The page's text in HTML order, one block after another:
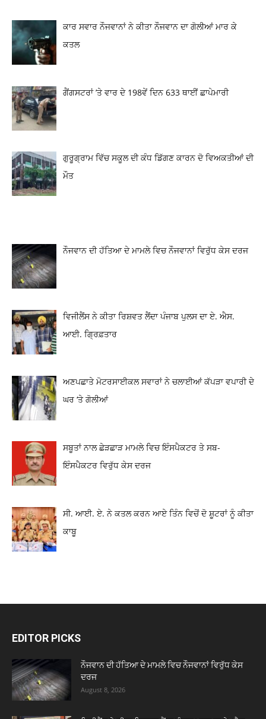
ਕਾਰ ਸਵਾਰ ਨੌਜਵਾਨਾਂ ਨੇ ਕੀਤਾ ਨੌਜਵਾਨ ਦਾ ਗੋਲੀਆਂ ਮਾਰ ਕੇ
ਕਤਲ
ਗੈਂਗਸਟਰਾਂ ’ਤੇ ਵਾਰ ਦੇ 198ਵੇਂ ਦਿਨ 633 ਥਾਈਂ ਛਾਪੇਮਾਰੀ
ਗੁਰੂਗ੍ਰਾਮ ਵਿੱਚ ਸਕੂਲ ਦੀ ਕੰਧ ਡਿੱਗਣ ਕਾਰਨ ਦੋ ਵਿਅਕਤੀਆਂ ਦੀ
ਮੌਤ
ਨੌਜਵਾਨ ਦੀ ਹੱਤਿਆ ਦੇ ਮਾਮਲੇ ਵਿਚ ਨੌਜਵਾਨਾਂ ਵਿਰੁੱਧ ਕੇਸ ਦਰਜ
ਵਿਜੀਲੈਂਸ ਨੇ ਕੀਤਾ ਰਿਸ਼ਵਤ ਲੈਂਦਾ ਪੰਜਾਬ ਪੁਲਸ ਦਾ ਏ. ਐਸ.
ਆਈ. ਗ੍ਰਿਫ਼ਤਾਰ
ਅਣਪਛਾਤੇ ਮੋਟਰਸਾਈਕਲ ਸਵਾਰਾਂ ਨੇ ਚਲਾਈਆਂ ਕੱਪੜਾ ਵਪਾਰੀ ਦੇ
ਘਰ ‘ਤੇ ਗੋਲੀਆਂ
ਸਬੂਤਾਂ ਨਾਲ ਛੇੜਛਾੜ ਮਾਮਲੇ ਵਿਚ ਇੰਸਪੈਕਟਰ ਤੇ ਸਬ-
ਇੰਸਪੈਕਟਰ ਵਿਰੁੱਧ ਕੇਸ ਦਰਜ
ਸੀ. ਆਈ. ਏ. ਨੇ ਕਤਲ ਕਰਨ ਆਏ ਤਿੰਨ ਵਿਚੋਂ ਦੋ ਸ਼ੂਟਰਾਂ ਨੂੰ ਕੀਤਾ
ਕਾਬੂ
EDITOR PICKS
ਨੌਜਵਾਨ ਦੀ ਹੱਤਿਆ ਦੇ ਮਾਮਲੇ ਵਿਚ ਨੌਜਵਾਨਾਂ ਵਿਰੁੱਧ ਕੇਸ
ਦਰਜ
August 8, 2026